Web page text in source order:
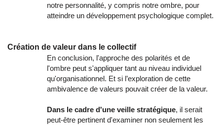
notre personnalité, y compris notre ombre, pour
atteindre un développement psychologique complet.
Création de valeur dans le collectif
En conclusion, l'approche des polarités et de
l'ombre peut s'appliquer tant au niveau individuel
qu'organisationnel. Et si l’exploration de cette
ambivalence de valeurs pouvait créer de la valeur.
Dans le cadre d'une veille stratégique, il serait
peut-être pertinent d'examiner non seulement les